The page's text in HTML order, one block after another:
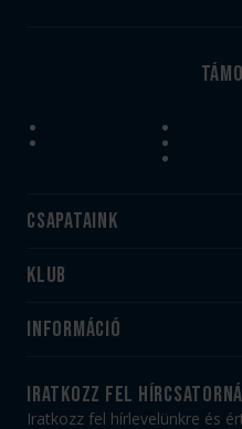
Csapataink
Felnőtt
Utánpótlás
Klub
#HandballFamily
Munkatársaink
Információ
Jegy- és bérletvásárlás
Webshop
iratkozz fel
Iratkozz fel hírlevelünkre és